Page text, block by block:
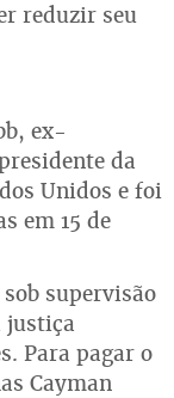
reduzir seu
ex-
da
Unidos e foi
em 15 de
supervisão
justiça
Para pagar o
Cayman